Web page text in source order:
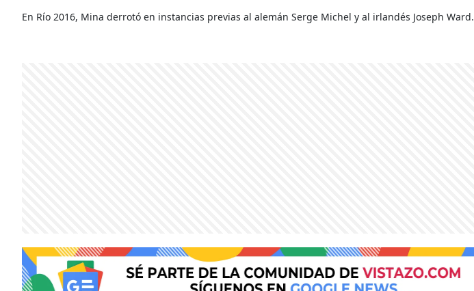
En Río 2016, Mina derrotó en instancias previas al alemán Serge Michel y al irlandés Joseph Ward.